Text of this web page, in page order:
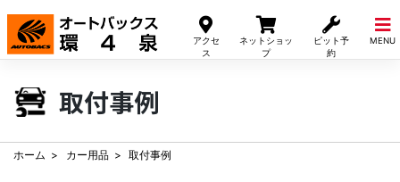
アクセ
ス
ネットショッ
プ
ピット予
約
MENU
Skip
content
取付事例
ホーム カー用品 取付事例